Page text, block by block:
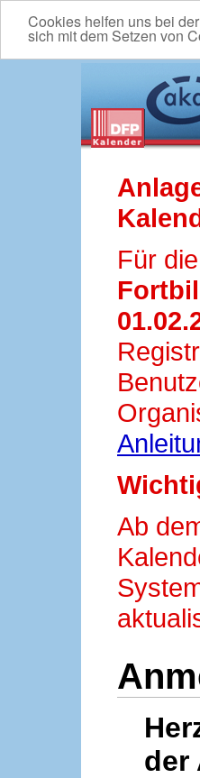
Cookies helfen uns bei
sich mit dem Setzen von
Für
Ab
der